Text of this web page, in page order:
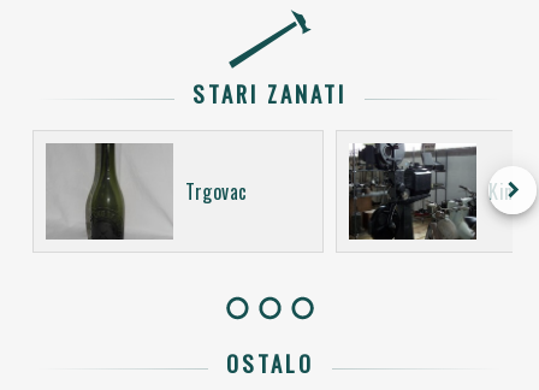
STARI ZANATI
Trgovac Kino
keyboard_arrow_right
OSTALO